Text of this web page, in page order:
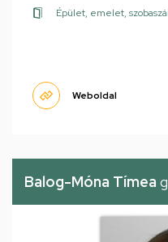
Épület, emelet,
Weboldal
Balog-Móna Tímea